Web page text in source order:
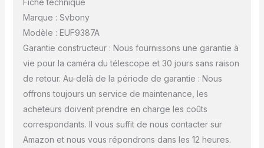
interface filetée M42;
Interface d'alimentation
USB-C; Interface de
filetage de filtre M28.5;
Interface étoile guide
ST4 quatre interfaces
Produit compatible; Le
SC432M peut être utilisé
avec le MK105 pour la
Fiche technique
Marque : Svbony
Modèle : EUF9387A
Garantie constructeur : Nous fournissons une garantie à
vie pour la caméra du télescope et 30 jours sans raison
de retour. Au-delà de la période de garantie : Nous
offrons toujours un service de maintenance, les
acheteurs doivent prendre en charge les coûts
correspondants. Il vous suffit de nous contacter sur
Amazon et nous vous répondrons dans les 12 heures.